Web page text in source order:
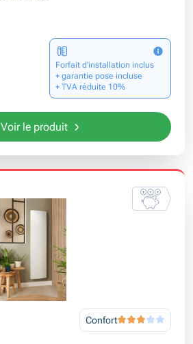
Forfait d’installation inclus
+ garantie pose incluse
+ TVA réduite 10%
Voir le produit
Confort